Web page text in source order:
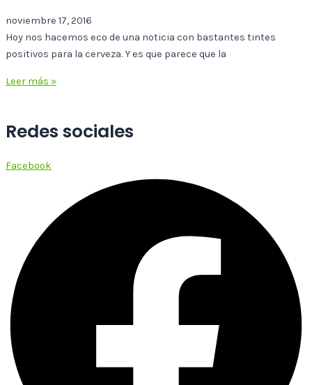
noviembre 17, 2016
Hoy nos hacemos eco de una noticia con bastantes tintes
positivos para la cerveza. Y es que parece que la
Leer más »
Redes sociales
Facebook